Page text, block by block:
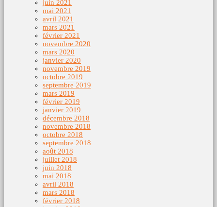
juin 2021
mai 2021
avril 2021
mars 2021
février 2021
novembre 2020
mars 2020
janvier 2020
novembre 2019
octobre 2019
septembre 2019
mars 2019
février 2019
janvier 2019
décembre 2018
novembre 2018
octobre 2018
septembre 2018
août 2018
juillet 2018
juin 2018
mai 2018
avril 2018
mars 2018
février 2018